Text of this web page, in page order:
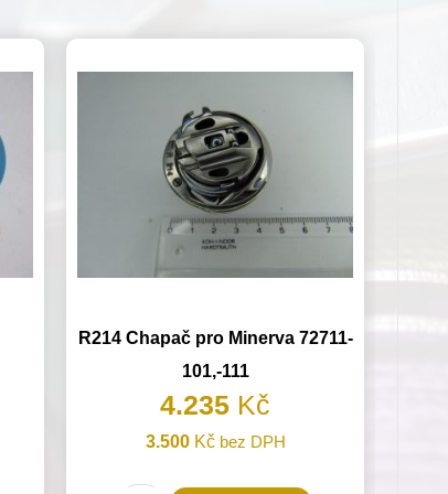
R214 Chapač pro Minerva 72711-
101,-111
4.235 Kč
3.500 Kčbez DPH